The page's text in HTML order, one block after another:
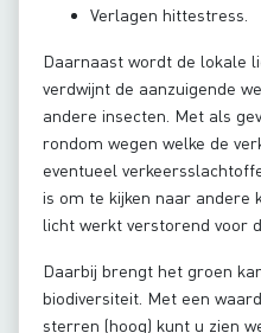
Verlagen hittestress.
Daarnaast wordt de lokale
verdwijnt de aanzuigende
andere insecten. Met als
rondom wegen welke de
eventueel
is om te kijken naar andere
licht werkt verstorend voor
Daarbij brengt het groen
biodiversiteit. Met een
sterren (hoog) kunt u zien